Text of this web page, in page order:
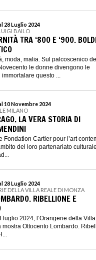
28 Luglio 2024
BAILO
TRA ‘800 E ‘900.
moda, malia. Sul palcoscenico
le donne divengono le
questo ...
10 Novembre 2024
MILANO
LA VERA STORIA DI
Fondation Cartier pour l’art
del loro partenariato
28 Luglio 2024
DELLA VILLA REALE DI MONZA
RIBELLIONE E
luglio 2024, l’Orangerie della
mostra Ottocento Lombardo.